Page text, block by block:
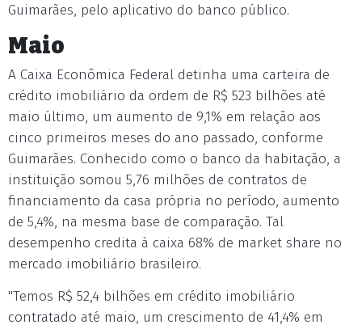
Guimarães, pelo aplicativo do banco público.
Maio
A Caixa Econômica Federal detinha uma carteira de
crédito imobiliário da ordem de R$ 523 bilhões até
maio último, um aumento de 9,1% em relação aos
cinco primeiros meses do ano passado, conforme
Guimarães. Conhecido como o banco da habitação, a
instituição somou 5,76 milhões de contratos de
financiamento da casa própria no período, aumento
de 5,4%, na mesma base de comparação. Tal
desempenho credita à caixa 68% de market share no
mercado imobiliário brasileiro.
"Temos R$ 52,4 bilhões em crédito imobiliário
contratado até maio, um crescimento de 41,4% em